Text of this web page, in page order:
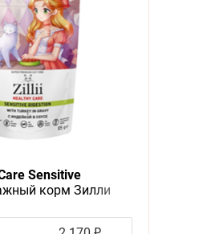
Sensitive
корм Зилли
пищеварением с